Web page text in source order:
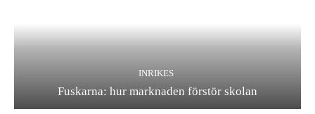
INRIKES
Fuskarna: hur marknaden förstör skolan